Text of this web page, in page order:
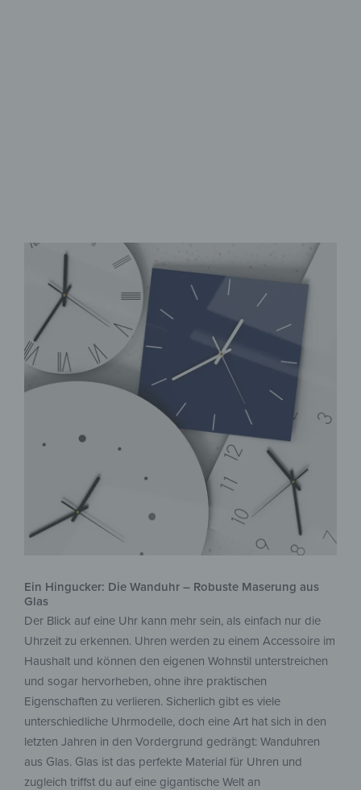
Ein Hingucker: Die Wanduhr – Robuste Maserung aus
Glas
Der Blick auf eine Uhr kann mehr sein, als einfach nur die
Uhrzeit zu erkennen. Uhren werden zu einem Accessoire im
Haushalt und können den eigenen Wohnstil unterstreichen
und sogar hervorheben, ohne ihre praktischen
Eigenschaften zu verlieren. Sicherlich gibt es viele
unterschiedliche Uhrmodelle, doch eine Art hat sich in den
letzten Jahren in den Vordergrund gedrängt: Wanduhren
aus Glas. Glas ist das perfekte Material für Uhren und
zugleich triffst du auf eine gigantische Welt an